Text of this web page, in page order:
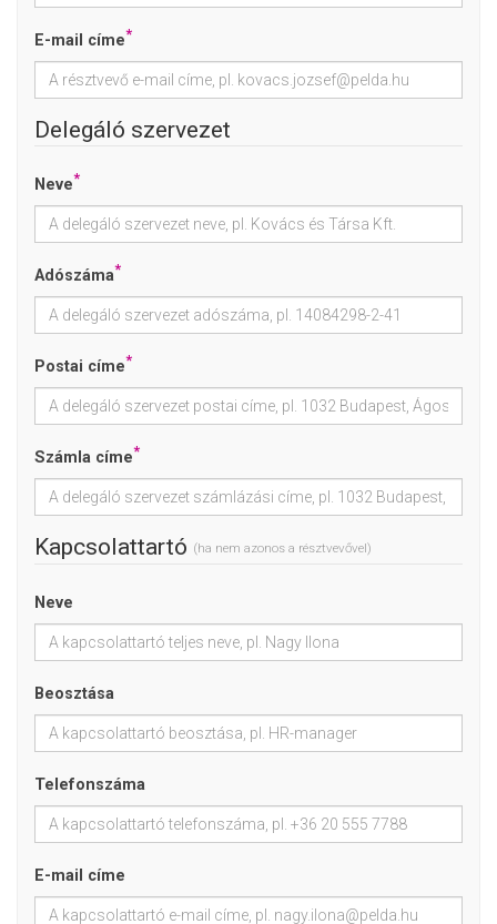
E-mail címe*
Delegáló szervezet
Neve*
Adószáma*
Postai címe*
Számla címe*
Kapcsolattartó (ha nem azonos a résztvevővel)
Neve
Beosztása
Telefonszáma
E-mail címe